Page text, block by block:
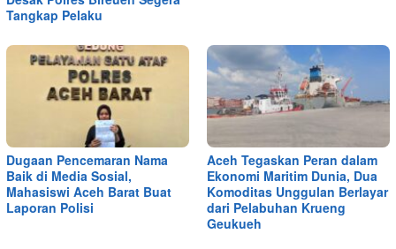
Tangkap Pelaku
Dugaan Pencemaran Nama
Baik di Media Sosial,
Mahasiswi Aceh Barat Buat
Laporan Polisi
Aceh Tegaskan Peran dalam
Ekonomi Maritim Dunia, Dua
Komoditas Unggulan Berlayar
dari Pelabuhan Krueng
Geukueh